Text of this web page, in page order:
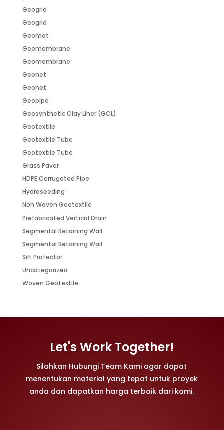
Geogrid
Geogrid
Geomat
Geomembrane
Geomembrane
Geonet
Geonet
Geopipe
Geosynthetic Clay Liner (GCL)
Geotextile
Geotextile Tube
Geotextile Tube
Grass Paver
HDPE Corrugated Pipe
Hydroseeding
Non Woven Geotextile
Prefabricated Vertical Drain
Segmental Retaining Wall
Segmental Retaining Wall
Silt Protector
Uncategorized
Woven Geotextile
Let's Work Together!
Silahkan Hubungi Team Kami agar dapat
menentukan material yang tepat untuk proyek
anda dan dapatkan harga terbaik dari kami.